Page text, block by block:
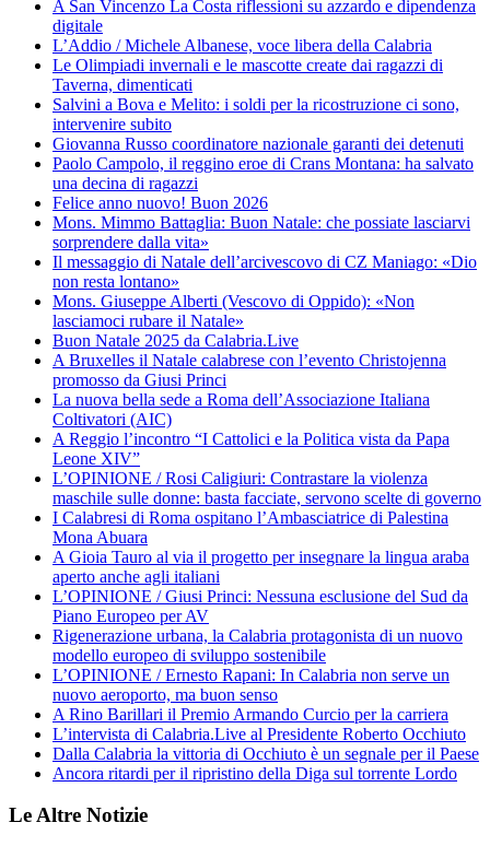
A San Vincenzo La Costa riflessioni su azzardo e dipendenza
digitale
L’Addio / Michele Albanese, voce libera della Calabria
Le Olimpiadi invernali e le mascotte create dai ragazzi di
Taverna, dimenticati
Salvini a Bova e Melito: i soldi per la ricostruzione ci sono,
intervenire subito
Giovanna Russo coordinatore nazionale garanti dei detenuti
Paolo Campolo, il reggino eroe di Crans Montana: ha salvato
una decina di ragazzi
Felice anno nuovo! Buon 2026
Mons. Mimmo Battaglia: Buon Natale: che possiate lasciarvi
sorprendere dalla vita»
Il messaggio di Natale dell’arcivescovo di CZ Maniago: «Dio
non resta lontano»
Mons. Giuseppe Alberti (Vescovo di Oppido): «Non
lasciamoci rubare il Natale»
Buon Natale 2025 da Calabria.Live
A Bruxelles il Natale calabrese con l’evento Christojenna
promosso da Giusi Princi
La nuova bella sede a Roma dell’Associazione Italiana
Coltivatori (AIC)
A Reggio l’incontro “I Cattolici e la Politica vista da Papa
Leone XIV”
L’OPINIONE / Rosi Caligiuri: Contrastare la violenza
maschile sulle donne: basta facciate, servono scelte di governo
I Calabresi di Roma ospitano l’Ambasciatrice di Palestina
Mona Abuara
A Gioia Tauro al via il progetto per insegnare la lingua araba
aperto anche agli italiani
L’OPINIONE / Giusi Princi: Nessuna esclusione del Sud da
Piano Europeo per AV
Rigenerazione urbana, la Calabria protagonista di un nuovo
modello europeo di sviluppo sostenibile
L’OPINIONE / Ernesto Rapani: In Calabria non serve un
nuovo aeroporto, ma buon senso
A Rino Barillari il Premio Armando Curcio per la carriera
L’intervista di Calabria.Live al Presidente Roberto Occhiuto
Dalla Calabria la vittoria di Occhiuto è un segnale per il Paese
Ancora ritardi per il ripristino della Diga sul torrente Lordo
Le Altre Notizie